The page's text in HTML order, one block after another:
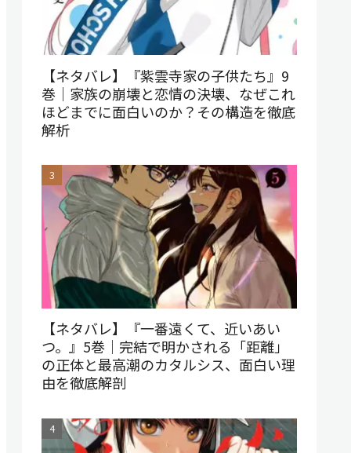
【ネタバレ】『紫雲寺家の子供たち』9
巻｜家族の崩壊と恋情の決壊、なぜこれ
ほどまでに面白いのか？その構造を徹底
解析
【ネタバレ】『一番遠くて、近いあい
つ。』5巻｜完結で明かされる「距離」
の正体と最高潮のカタルシス、面白い理
由を徹底解剖